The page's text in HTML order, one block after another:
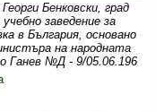
Бенковски, град
заведение за
в България, основано
на народната
Ганев №Д - 9/05.06.196